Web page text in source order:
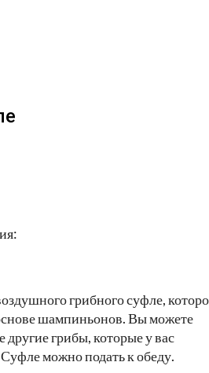
грибного суфле,
шампиньонов. Вы можете
другие грибы, которые у вас
можно подать к обеду.